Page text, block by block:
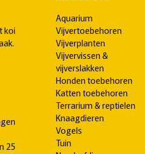
koi
25
Aquarium
Vijvertoebehoren
Vijverplanten
Vijvervissen &
vijverslakken
Honden toebehoren
Katten toebehoren
Terrarium & reptielen
Knaagdieren
Vogels
Tuin